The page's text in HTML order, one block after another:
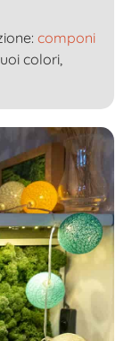
componi
colori,